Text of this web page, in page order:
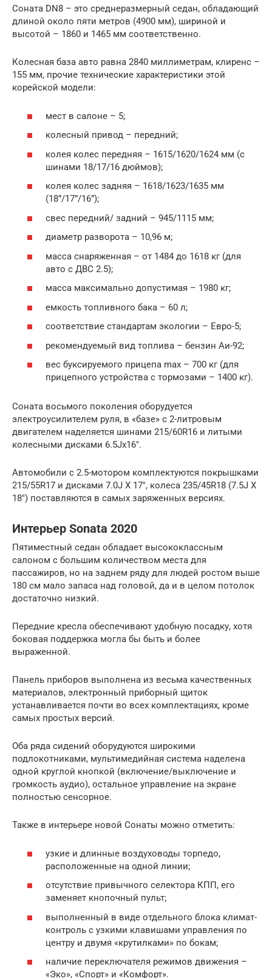
Соната DN8 – это среднеразмерный седан, обладающий
длиной около пяти метров (4900 мм), шириной и
высотой – 1860 и 1465 мм соответственно.
Колесная база авто равна 2840 миллиметрам, клиренс –
155 мм, прочие технические характеристики этой
корейской модели:
мест в салоне – 5;
колесный привод – передний;
колея колес передняя – 1615/1620/1624 мм (с
шинами 18/17/16 дюймов);
колея колес задняя – 1618/1623/1635 мм
(18”/17”/16”);
свес передний/ задний – 945/1115 мм;
диаметр разворота – 10,96 м;
масса снаряженная – от 1484 до 1618 кг (для
авто с ДВС 2.5);
масса максимально допустимая – 1980 кг;
емкость топливного бака – 60 л;
соответствие стандартам экологии – Евро-5;
рекомендуемый вид топлива – бензин Аи-92;
вес буксируемого прицепа max – 700 кг (для
прицепного устройства с тормозами – 1400 кг).
Соната восьмого поколения оборудуется
электроусилителем руля, в «базе» с 2-литровым
двигателем наделяется шинами 215/60R16 и литыми
колесными дисками 6.5Jx16″.
Автомобили с 2.5-мотором комплектуются покрышками
215/55R17 и дисками 7.0J X 17″, колеса 235/45R18 (7.5J X
18″) поставляются в самых заряженных версиях.
Интерьер Sonata 2020
Пятиместный седан обладает высококлассным
салоном с большим количеством места для
пассажиров, но на заднем ряду для людей ростом выше
180 см мало запаса над головой, да и в целом потолок
достаточно низкий.
Передние кресла обеспечивают удобную посадку, хотя
боковая поддержка могла бы быть и более
выраженной.
Панель приборов выполнена из весьма качественных
материалов, электронный приборный щиток
устанавливается почти во всех комплектациях, кроме
самых простых версий.
Оба ряда сидений оборудуются широкими
подлокотниками, мультимедийная система наделена
одной круглой кнопкой (включение/выключение и
громкость аудио), остальное управление на экране
полностью сенсорное.
Также в интерьере новой Сонаты можно отметить:
узкие и длинные воздуховоды торпедо,
расположенные на одной линии;
отсутствие привычного селектора КПП, его
заменяет кнопочный пульт;
выполненный в виде отдельного блока климат-
контроль с узкими клавишами управления по
центру и двумя «крутилками» по бокам;
наличие переключателя режимов движения –
«Эко», «Спорт» и «Комфорт».